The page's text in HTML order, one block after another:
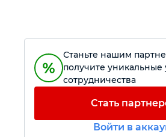
Силовое оборудование
Автомобильный
Крепежный инструмент
Станьте нашим
получите уникальные
сотрудничества
Стать
Войти в